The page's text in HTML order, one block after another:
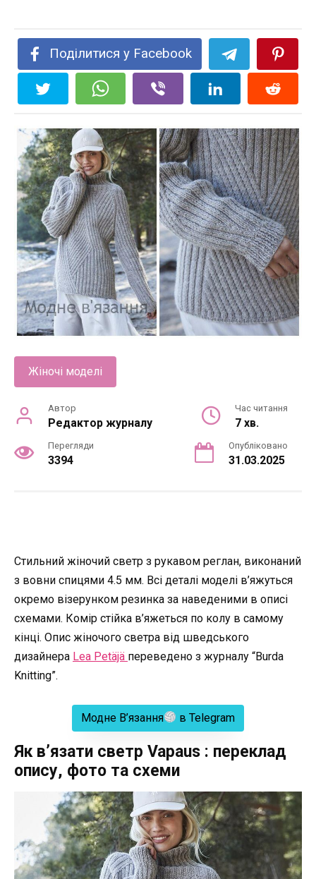
Поділитися у Facebook
Жіночі моделі
Автор
Редактор журналу
Час читання
7 хв.
Перегляди
3394
Опубліковано
31.03.2025
Стильний жіночий светр з рукавом реглан, виконаний
з вовни спицями 4.5 мм. Всі деталі моделі в’яжуться
окремо візерунком резинка за наведеними в описі
схемами. Комір стійка в’яжеться по колу в самому
кінці. Опис жіночого светра від шведського
дизайнера Lea Petäjä переведено з журналу “Burda
Knitting”.
Модне В’язання в Telegram
Як в’язати светр Vapaus : переклад
опису, фото та схеми